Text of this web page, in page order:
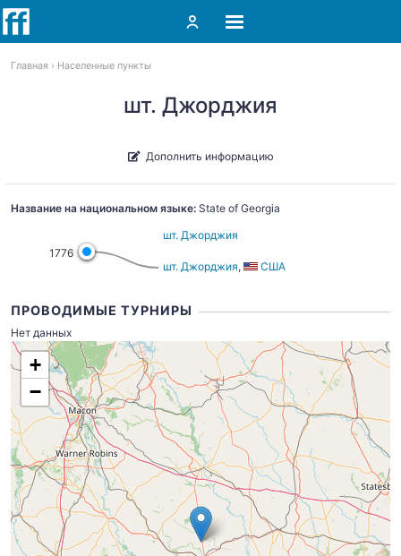
Главная Населенные пункты
шт. Джорджия
Дополнить информацию
Название на национальном языке: State of Georgia
1776
шт. Джорджия
шт. Джорджия, США
ПРОВОДИМЫЕ ТУРНИРЫ
Нет данных
+
−